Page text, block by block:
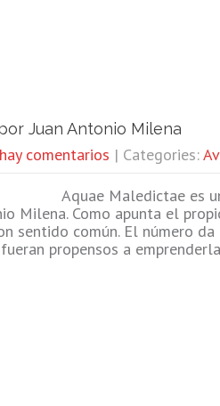
Juan Antonio Milena
comentarios | Categories:
Aquae Maledictae es
Milena. Como apunta el
sentido común. El número da
propensos a